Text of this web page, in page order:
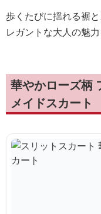
歩くたびに揺れる裾
レガントな大人の魅
華やかローズ柄
メイドスカート